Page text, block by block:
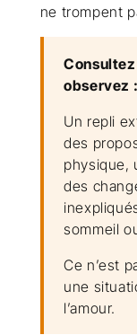
ne trompent
observez :
Un repli
des
physique,
des
sommeil
Ce n’est
une
l’amour.